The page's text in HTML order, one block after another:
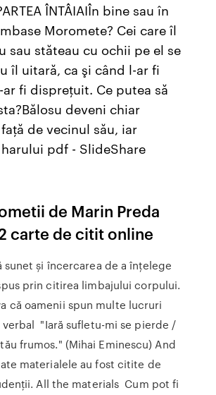
ÎNTÂIAIÎn bine sau în
Moromete? Cei care îl
sau stăteau cu ochii pe el se
îl uitară, ca şi când l-ar fi
fi dispreţuit. Ce putea să
deveni chiar
de vecinul său, iar
pdf - SlideShare
de Marin Preda
carte de citit online
sunet și încercarea de a înţelege
prin citirea limbajului corpului.
că oamenii spun multe lucruri
"Iară sufletu-mi se pierde /
frumos." (Mihai Eminescu) And
materialele au fost citite de
All the materials Cum pot fi